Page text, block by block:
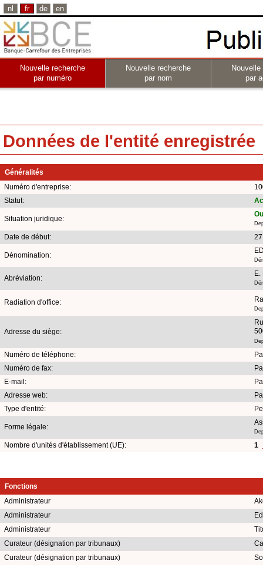
nl fr de en
Nouvelle recherche
par numéro
Nouvelle recherche
par nom
par
Données de l'entité enregistrée
Généralités
Numéro d'entreprise:
Statut:
Situation juridique:
Date de début:
Dénomination:
Abréviation:
E.
Radiation d'office:
Adresse du siège:
Numéro de téléphone:
Numéro de fax:
E-mail:
Adresse web:
Type d'entité:
Forme légale:
Nombre d'unités d'établissement (UE): 1
Fonctions
Administrateur
Administrateur
Administrateur
Curateur (désignation par tribunaux)
Curateur (désignation par tribunaux)